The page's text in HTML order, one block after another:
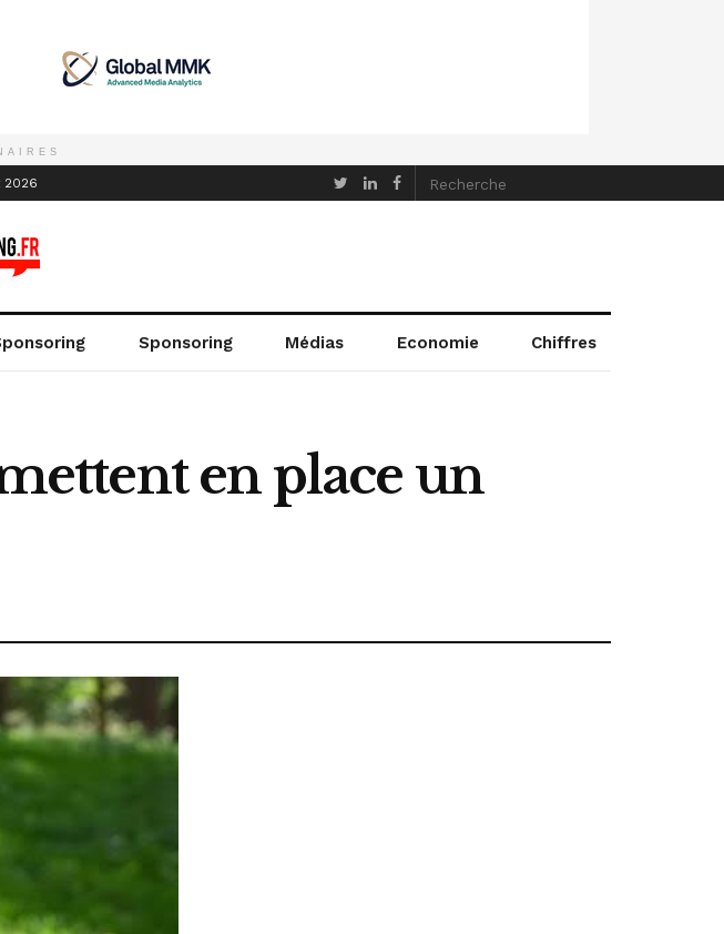
2026
Sponsoring Médias Economie Chiffres
en place un